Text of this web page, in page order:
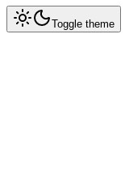
Toggle theme